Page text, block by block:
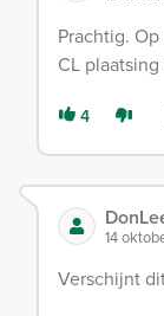
Prachtig.
CL
4
14
Verschijnt